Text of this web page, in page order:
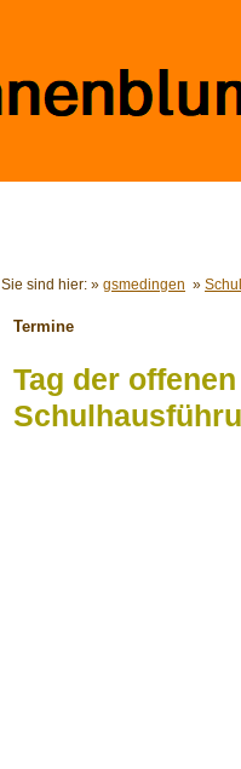
Sie sind hier: » gsmedingen »
Termine
Tag der